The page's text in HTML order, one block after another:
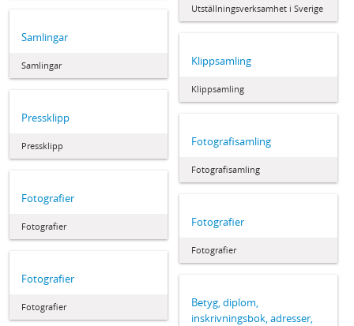
Utställningsverksamhet i Sverige
Samlingar
Samlingar Klippsamling
Klippsamling
Pressklipp
Pressklipp Fotografisamling
Fotografisamling
Fotografier
Fotografier Fotografier
Fotografier
Fotografier
Fotografier
Betyg, diplom,
inskrivningsbok, adresser,